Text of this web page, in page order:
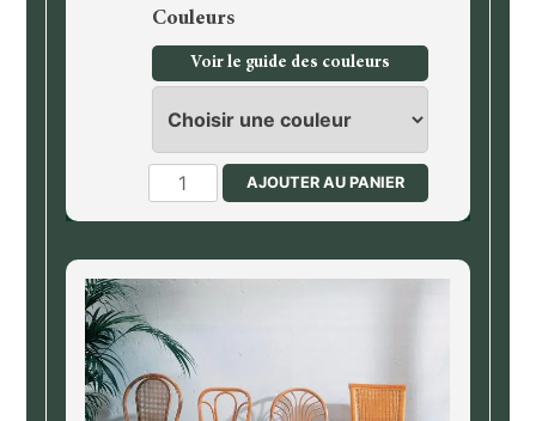
Couleurs
Voir le guide des couleurs
quantité
de
accoudoirs
AJOUTER AU PANIER